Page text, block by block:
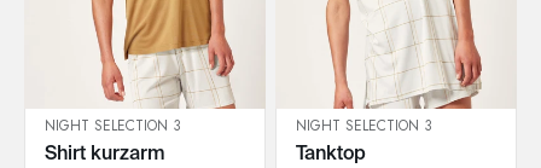
IN DEN WARENKORB
NIGHT SELECTION 3
Shirt kurzarm
IN DEN WARENKORB
NIGHT SELECTION 3
Tanktop